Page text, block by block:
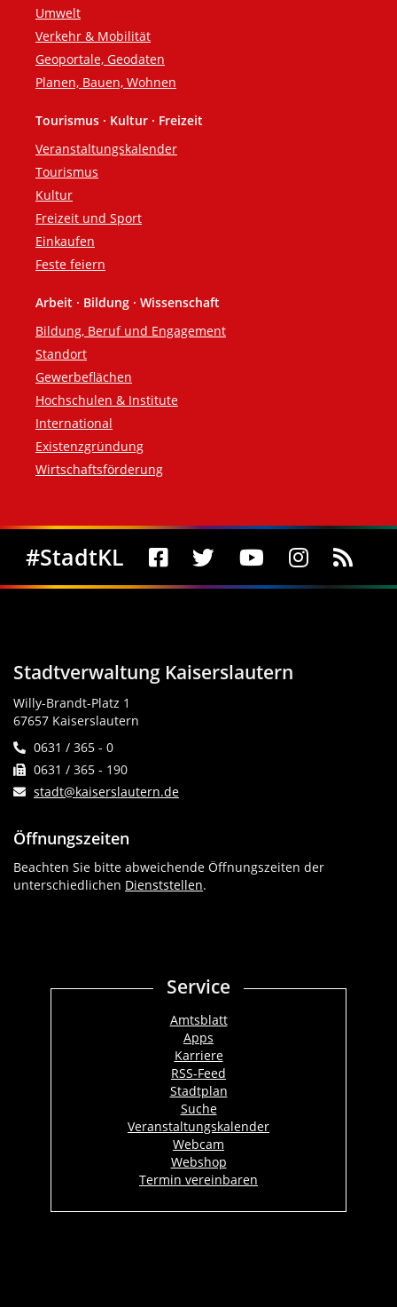
Umwelt
Verkehr & Mobilität
Geoportale, Geodaten
Planen, Bauen, Wohnen
Tourismus · Kultur · Freizeit
Veranstaltungskalender
Tourismus
Kultur
Freizeit und Sport
Einkaufen
Feste feiern
Arbeit · Bildung · Wissenschaft
Bildung, Beruf und Engagement
Standort
Gewerbeflächen
Hochschulen & Institute
International
Existenzgründung
Wirtschaftsförderung
Social Media
#StadtKL
Stadtverwaltung Kaiserslautern
Willy-Brandt-Platz 1
67657 Kaiserslautern
0631 / 365 - 0
0631 / 365 - 190
stadt@kaiserslautern.de
Öffnungszeiten
Beachten Sie bitte abweichende Öffnungszeiten der
unterschiedlichen Dienststellen.
Service
Amtsblatt
Apps
Karriere
RSS-Feed
Stadtplan
Suche
Veranstaltungskalender
Webcam
Webshop
Termin vereinbaren